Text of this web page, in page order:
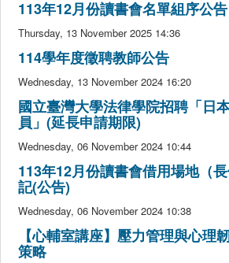
113年12月份讀書會名單組序公告
Thursday, 13 November 2025 14:36
114學年度徵聘教師公告
Wednesday, 13 November 2024 16:20
國立臺灣大學法律學院招聘「日
員」(延長申請期限)
Wednesday, 06 November 2024 10:44
113年12月份讀書會借用場地（
記(公告)
Wednesday, 06 November 2024 10:38
【心輔室講座】壓力管理與心理
策略